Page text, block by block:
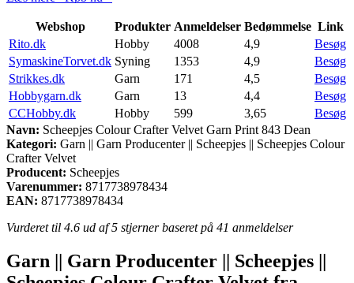
Webshop Produkter Anmeldelser Bedømmelse Link
Rito.dk
Hobby 4008 4,9
Besøg
SymaskineTorvet.dk Syning 1353 4,9
Besøg
Strikkes.dk
Garn 171 4,5
Besøg
Hobbygarn.dk
Garn 13 4,4
Besøg
CCHobby.dk
Hobby 599 3,65
Besøg
Navn: Scheepjes Colour Crafter Velvet Garn Print 843 Dean
Kategori: Garn || Garn Producenter || Scheepjes || Scheepjes Colour
Crafter Velvet
Producent: Scheepjes
Varenummer: 8717738978434
EAN: 8717738978434
Vurderet til 4.6 ud af 5 stjerner baseret på 41 anmeldelser
Garn || Garn Producenter || Scheepjes ||